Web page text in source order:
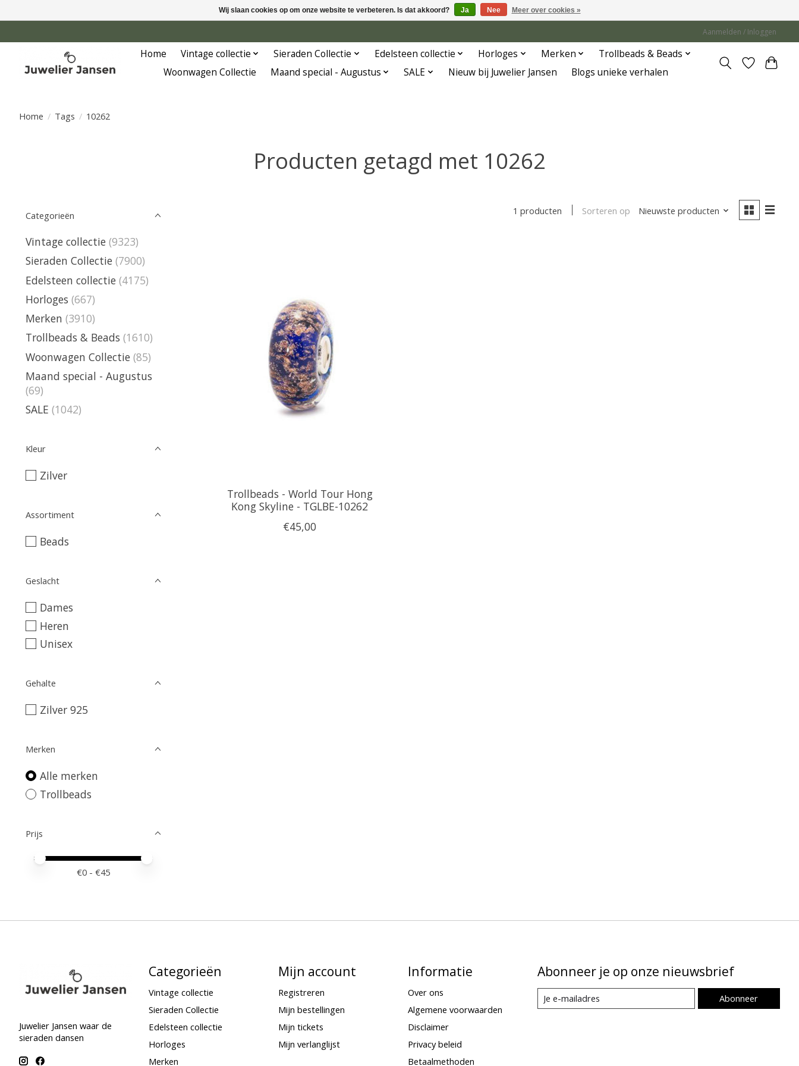
Aanmelden / Inloggen
Home Vintage collectie Sieraden Collectie Edelsteen collectie Horloges Merken
Trollbeads & Beads
Woonwagen Collectie
Maand special - Augustus SALE Nieuw bij Juwelier Jansen Blogs unieke verhalen
Home / Tags / 10262
Producten getagd met 10262
Categorieën
Vintage collectie (9323)
Sieraden Collectie (7900)
Edelsteen collectie (4175)
Horloges (667)
Merken (3910)
Trollbeads & Beads (1610)
Woonwagen Collectie (85)
Maand special - Augustus
(69)
SALE (1042)
Kleur
Zilver
Assortiment
Beads
Geslacht
Dames
Heren
Unisex
Gehalte
Zilver 925
Merken
Alle merken
Trollbeads
Prijs
Minimale prijswaarde
Price maximum value
€0 - €45
1 producten Sorteren op Nieuwste producten
Trollbeads - World Tour Hong
Kong Skyline - TGLBE-10262
€45,00
Juwelier Jansen waar de
sieraden dansen
Categorieën
Vintage collectie
Sieraden Collectie
Edelsteen collectie
Horloges
Merken
Mijn account
Registreren
Mijn bestellingen
Mijn tickets
Mijn verlanglijst
Informatie
Over ons
Algemene voorwaarden
Disclaimer
Privacy beleid
Betaalmethoden
Abonneer je op onze nieuwsbrief
Abonneer
Wij slaan cookies op om onze website te verbeteren. Is dat akkoord? Ja Nee Meer over cookies »